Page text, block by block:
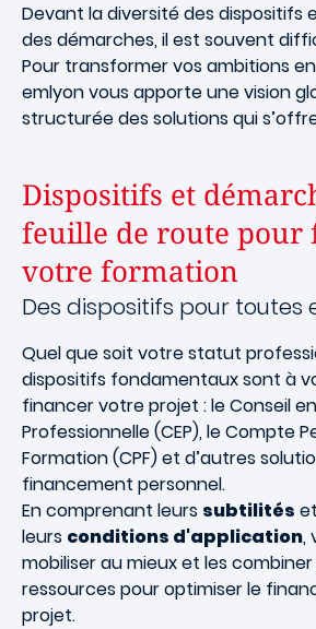
Devant la diversité des dispositifs
des démarches, il est souvent
Pour transformer vos ambitions
emlyon vous apporte une vision
structurée des solutions qui
Dispositifs et
feuille de route pour
votre formation
Des dispositifs pour toutes
Quel que soit votre statut
dispositifs fondamentaux sont à
financer votre projet : le Conseil
Professionnelle (CEP), le Compte
Formation (CPF) et d’autres
financement personnel.
En comprenant leurs subtilités et
leurs conditions d'application,
mobiliser au mieux et les
ressources pour optimiser le
projet.